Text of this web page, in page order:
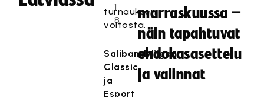
1
8
turnauksen
voitosta.
Salibandyliigan
Classic
ja
Esport
marraskuussa –
näin tapahtuvat
ehdokasasettelu
ja valinnat